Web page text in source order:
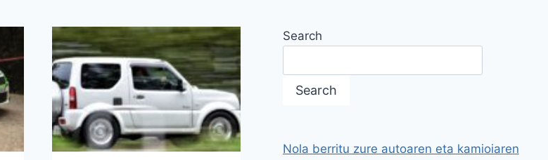
Search
Search
Nola berritu zure autoaren eta kamioiaren